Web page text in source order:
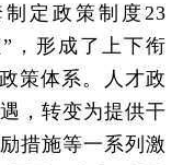
定政策制度23
，形成了上下衔
策体系。人才政
，转变为提供干
措施等一系列激